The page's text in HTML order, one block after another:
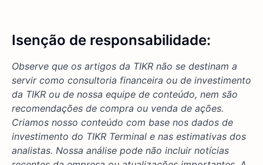
Isenção de responsabilidade:
Observe que os artigos da TIKR não se destinam a
servir como consultoria financeira ou de investimento
da TIKR ou de nossa equipe de conteúdo, nem são
recomendações de compra ou venda de ações.
Criamos nosso conteúdo com base nos dados de
investimento do TIKR Terminal e nas estimativas dos
analistas. Nossa análise pode não incluir notícias